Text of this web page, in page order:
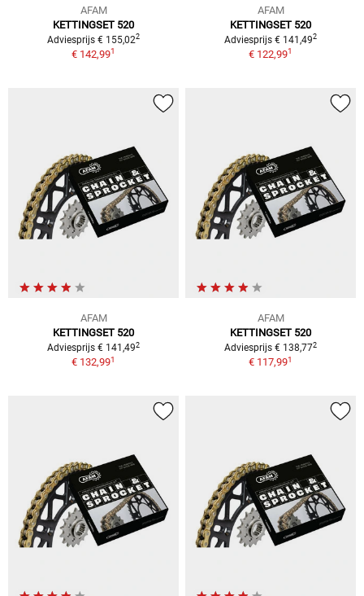
AFAM
KETTINGSET 520
Adviesprijs € 155,022
€ 142,991
AFAM
KETTINGSET 520
Adviesprijs € 141,492
€ 122,991
AFAM
KETTINGSET 520
Adviesprijs € 141,492
€ 132,991
AFAM
KETTINGSET 520
Adviesprijs € 138,772
€ 117,991